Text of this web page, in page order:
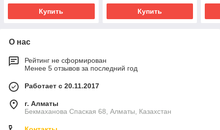
Купить Купить
О нас
Рейтинг не сформирован
Менее 5 отзывов за последний год
Работает с 20.11.2017
г. Алматы
Бекмаханова Спаская 68, Алматы, Казахстан